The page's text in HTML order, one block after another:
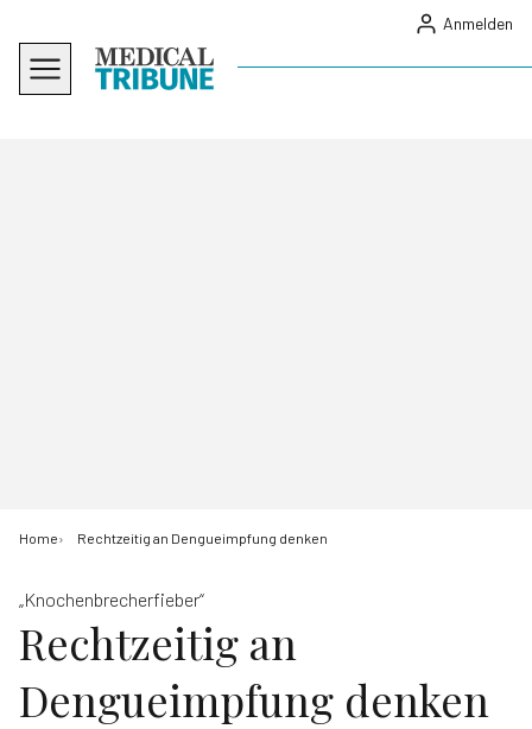
Anmelden
Home Rechtzeitig an Dengueimpfung denken
„Knochenbrecherfieber“
Rechtzeitig an
Dengueimpfung denken